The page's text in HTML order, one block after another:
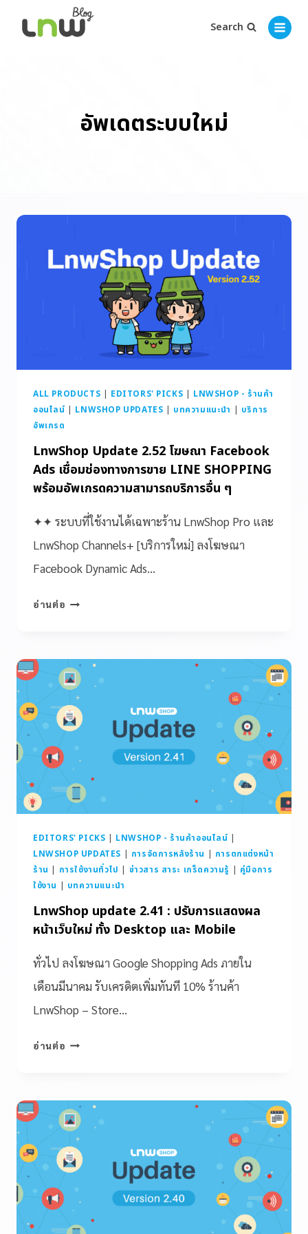
Search
อัพเดตระบบใหม่
ALL PRODUCTS | EDITORS' PICKS | LNWSHOP - ร้านค้า
ออนไลน์ | LNWSHOP UPDATES | บทความแนะนำ | บริการ
อัพเกรด
LnwShop Update 2.52 โฆษณา Facebook
Ads เชื่อมช่องทางการขาย LINE SHOPPING
พร้อมอัพเกรดความสามารถบริการอื่น ๆ
✦✦ ระบบที่ใช้งานได้เฉพาะร้าน LnwShop Pro และ
LnwShop Channels+ [บริการใหม่] ลงโฆษณา
Facebook Dynamic Ads…
อ่านต่อ
EDITORS' PICKS | LNWSHOP - ร้านค้าออนไลน์ |
LNWSHOP UPDATES | การจัดการหลังร้าน | การตกแต่งหน้า
ร้าน | การใช้งานทั่วไป | ข่าวสาร สาระ เกร็ดความรู้ | คู่มือการ
ใช้งาน | บทความแนะนำ
LnwShop update 2.41 : ปรับการแสดงผล
หน้าเว็บใหม่ ทั้ง Desktop และ Mobile
ทั่วไป ลงโฆษณา Google Shopping Ads ภายใน
เดือนมีนาคม รับเครดิตเพิ่มทันที 10% ร้านค้า
LnwShop – Store…
อ่านต่อ